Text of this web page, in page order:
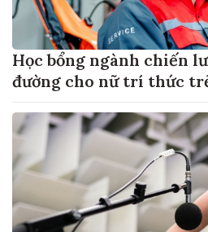
Học bổng ngành chiến
đường cho nữ trí thức